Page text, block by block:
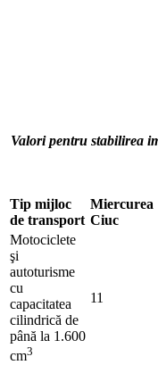
Valori pentru stabilirea
Tip mijloc
de transport
Miercurea
Ciuc
Motociclete
şi
autoturisme
cu
capacitatea
cilindrică de
până la 1.600
cm3
11